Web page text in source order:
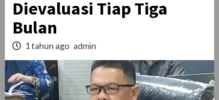
Dievaluasi Tiap Tiga
Bulan
1 tahun ago admin